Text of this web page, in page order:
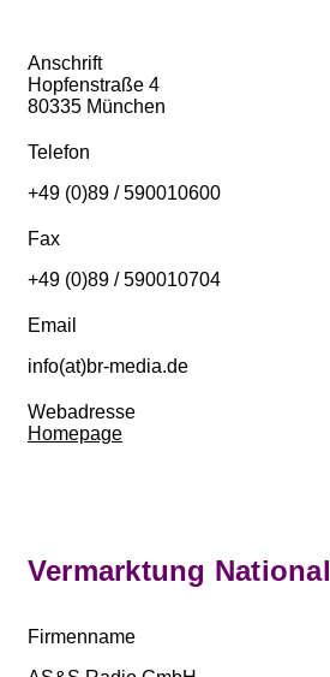
Anschrift
Hopfenstraße 4
80335 München
Telefon
+49 (0)89 / 590010600
Fax
+49 (0)89 / 590010704
Email
info(at)br-media.de
Webadresse
Homepage
Vermarktung National
Firmenname